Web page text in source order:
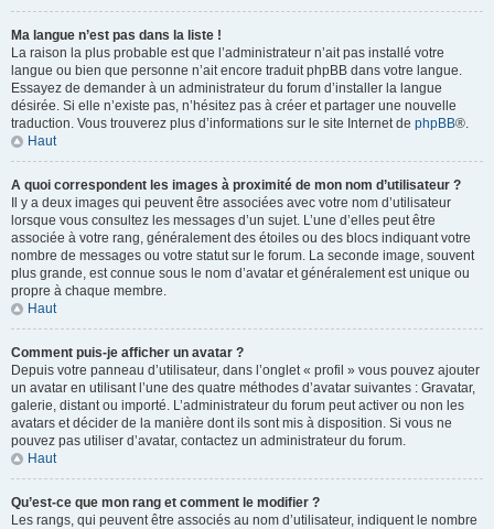
Ma langue n’est pas dans la liste !
La raison la plus probable est que l’administrateur n’ait pas installé votre
langue ou bien que personne n’ait encore traduit phpBB dans votre langue.
Essayez de demander à un administrateur du forum d’installer la langue
désirée. Si elle n’existe pas, n’hésitez pas à créer et partager une nouvelle
traduction. Vous trouverez plus d’informations sur le site Internet de phpBB®.
Haut
A quoi correspondent les images à proximité de mon nom d’utilisateur ?
Il y a deux images qui peuvent être associées avec votre nom d’utilisateur
lorsque vous consultez les messages d’un sujet. L’une d’elles peut être
associée à votre rang, généralement des étoiles ou des blocs indiquant votre
nombre de messages ou votre statut sur le forum. La seconde image, souvent
plus grande, est connue sous le nom d’avatar et généralement est unique ou
propre à chaque membre.
Haut
Comment puis-je afficher un avatar ?
Depuis votre panneau d’utilisateur, dans l’onglet « profil » vous pouvez ajouter
un avatar en utilisant l’une des quatre méthodes d’avatar suivantes : Gravatar,
galerie, distant ou importé. L’administrateur du forum peut activer ou non les
avatars et décider de la manière dont ils sont mis à disposition. Si vous ne
pouvez pas utiliser d’avatar, contactez un administrateur du forum.
Haut
Qu’est-ce que mon rang et comment le modifier ?
Les rangs, qui peuvent être associés au nom d’utilisateur, indiquent le nombre